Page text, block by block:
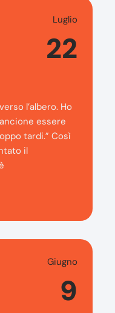
Luglio
22
l’albero. Ho
essere
tardi.” Così
il
Giugno
9